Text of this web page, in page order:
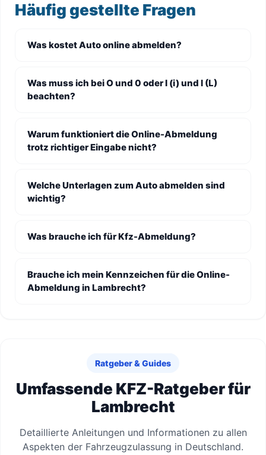
Häufig gestellte Fragen
Was kostet Auto online abmelden?
Was muss ich bei O und 0 oder I (i) und l (L)
beachten?
Warum funktioniert die Online-Abmeldung
trotz richtiger Eingabe nicht?
Welche Unterlagen zum Auto abmelden sind
wichtig?
Was brauche ich für Kfz-Abmeldung?
Brauche ich mein Kennzeichen für die Online-
Abmeldung in Lambrecht?
Ratgeber & Guides
Umfassende KFZ-Ratgeber für
Lambrecht
Detaillierte Anleitungen und Informationen zu allen
Aspekten der Fahrzeugzulassung in Deutschland.